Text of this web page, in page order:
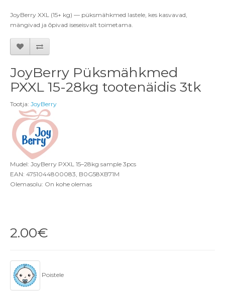
JoyBerry XXL (15+ kg) — püksmähkmed lastele, kes kasvavad,
mängivad ja õpivad iseseisvalt toimetama.
JoyBerry Püksmähkmed
PXXL 15-28kg tootenäidis 3tk
Tootja: JoyBerry
Mudel: JoyBerry PXXL 15–28kg sample 3pcs
EAN: 4751044800083, B0G58XB71M
Olemasolu: On kohe olemas
2.00€
Poistele